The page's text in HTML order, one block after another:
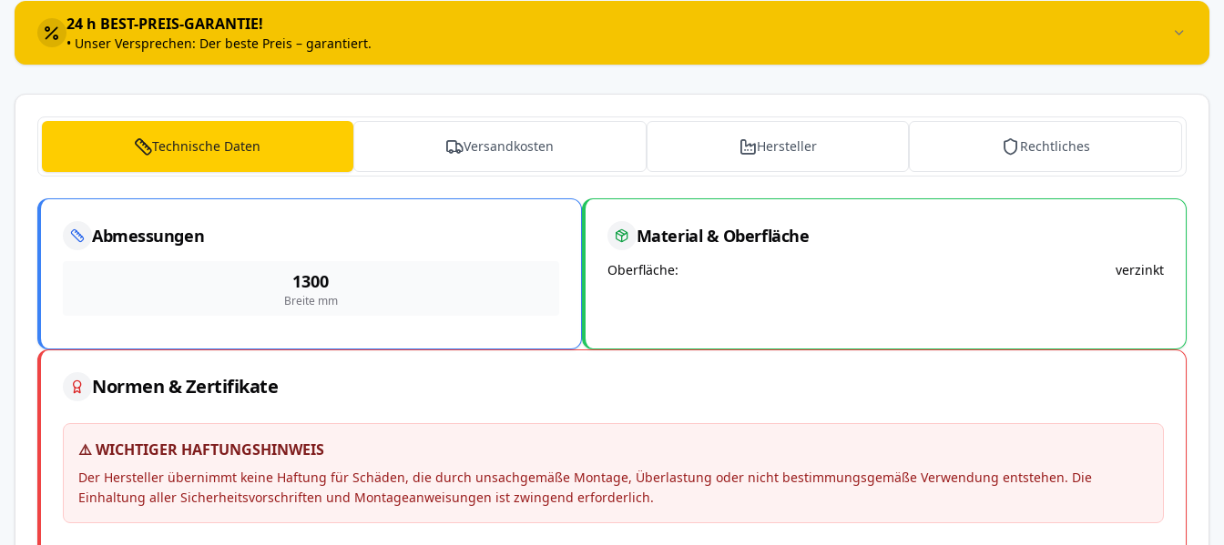
Bildergalerie
springen 24 h BEST-PREIS-GARANTIE!
• Unser Versprechen: Der beste Preis – garantiert.
Technische Daten Versandkosten Hersteller Rechtliches
Abmessungen
1300
Breite mm
Material & Oberfläche
Oberfläche verzinkt
Normen & Zertifikate
⚠️ WICHTIGER HAFTUNGSHINWEIS
Der Hersteller übernimmt keine Haftung für Schäden, die durch unsachgemäße Montage, Überlastung oder nicht bestimmungsgemäße Verwendung entstehen. Die
Einhaltung aller Sicherheitsvorschriften und Montageanweisungen ist zwingend erforderlich.